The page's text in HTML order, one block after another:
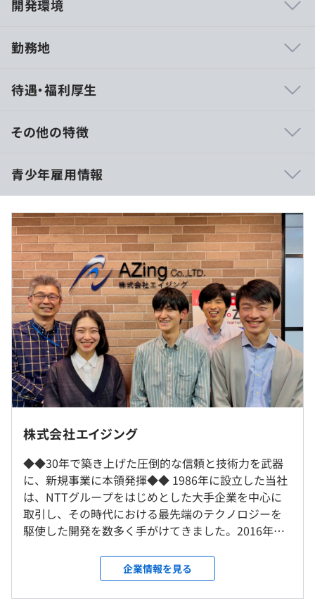
開発環境
います。
充実！仕事とプライベートでしっかりとオンオフの切り替
えができます。
相談の上、ご希望のマシンを支給いたします。
【先輩社員の入社理由】
■ITサービス事業本部 ソリューション開発事業部／プロ
ジェクトマネージャー
わたしは文系出身なのですが、専門的な知識・スキルを身
その中でもエイジングは、若手でもやる気しだいで活躍で
に働ける環境だと感じたため入社を決めました。
■ITサービス事業本部 ソリューション開発事業部／エン
ジニア
わたしは高専の情報工学科出身ということもあり、元から
さまざまなIT企業がある中で、上流から下流までの工程に
関われるということもあり、自分の学んできた技術を生か
すだけでなく、それが仕事の中でどう使われるのか、全体
勤務地
リモートでの勤務は原則週2回あります。
就業場所の変更範囲
＜雇入時＞
東京本社
＜変更範囲＞
会社の定める場所（プロジェクト先：東京都内および近
郊）
受動喫煙防止措置に関する事項
待遇・福利厚生
〈月給の内訳〉
・基本給：237,400円
・固定残業代：20時間分、37,600円
・その他各種手当
■大卒：年収318万
〈月給の内訳〉
・基本給：228,800円
・固定残業代：20時間分、36,200円
・その他各種手当
※固定残業代に含めた時間外労働を超えた時間外労働につ
いては、割増賃金（残業代）を追加で支給いたします。
（※想定年収は年収提示額を保証するものではありません）
9：30～18：30
平均残業時間：平均16時間程度／月
その他の特徴
青少年雇用情報
過去３年間の新卒採用者数・離職者数
前年度 採用者数3人 離職者数0人
2年度前 採用者数4人 離職者数0人
3年度前 採用者数6人 離職者数2人
過去３年間の新卒採用者数の男女別人数
前年度 男性2人 女性1人
2年度前 男性4人 女性0人
3年度前 男性2人 女性4人
平均勤続年数
12.1年
研修の有無及び内容
内定後の受入れサポート＋入社後約4カ月にわたり教育制
度があります。
●内定後～入社まで
基本情報技術者試験の受験のテキスト配布＋受験にあた
り先輩社員がサポートいたします。
株式会社エイジング
◆◆30年で築き上げた圧倒的な信頼と技術力を武器
に、新規事業に本領発揮◆◆ 1986年に設立した当社
は、NTTグループをはじめとした大手企業を中心に
取引し、その時代における最先端のテクノロジーを
駆使した開発を数多く手がけてきました。2016年に
ットフォーム『Liferay』のオフィシャルパートナー
に認定。エンジニアサイドと連携しながら、
『Liferay』を基軸にしたソリューションを提供して
企業情報を見る